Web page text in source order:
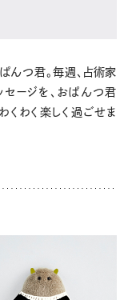
んつ君。毎週、占術家
ージを、おぱんつ君
くわく楽しく過ごせま